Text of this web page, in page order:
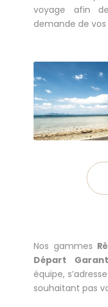
voyage afin
demande de vos
Nos gammes
Départ
équipe,
souhaitant pas